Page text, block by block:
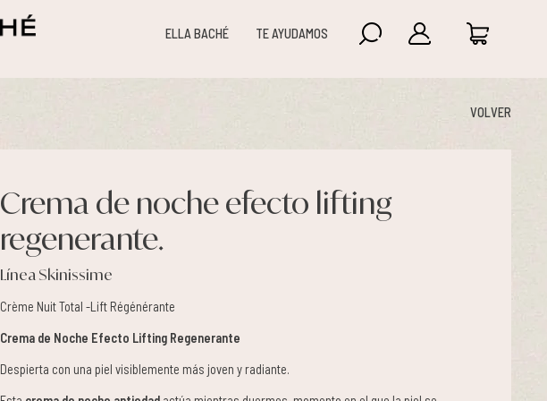
ELLA BACHÉ TE AYUDAMOS
VOLVER
Crema de noche efecto lifting
regenerante.
Línea Skinissime
Crème Nuit Total -Lift Régénérante
Crema de Noche Efecto Lifting Regenerante
Despierta con una piel visiblemente más joven y radiante.